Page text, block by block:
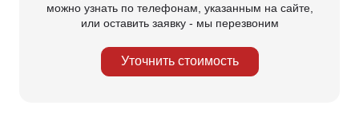
можно узнать по телефонам, указанным на сайте,
или оставить заявку - мы перезвоним
Уточнить стоимость